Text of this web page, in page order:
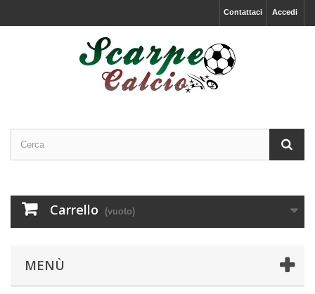
Accedi
Contattaci
Carrello (vuoto)
MENÙ